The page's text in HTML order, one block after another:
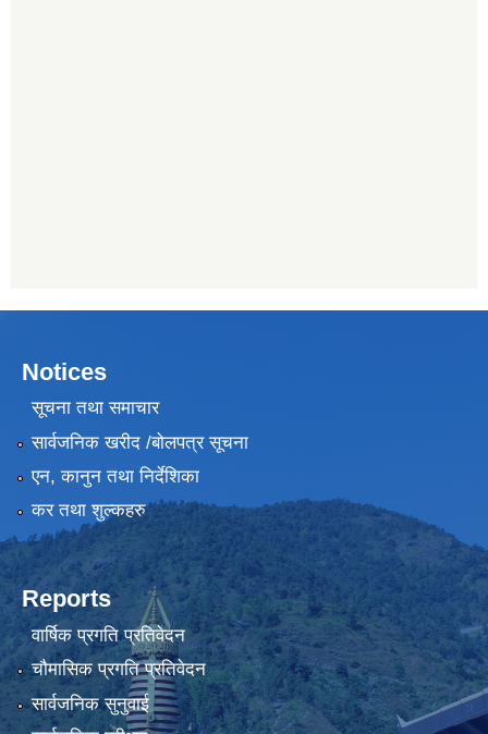
Notices
सूचना तथा समाचार
सार्वजनिक खरीद /बोलपत्र सूचना
एन, कानुन तथा निर्देशिका
कर तथा शुल्कहरु
Reports
वार्षिक प्रगति प्रतिवेदन
चौमासिक प्रगति प्रतिवेदन
सार्वजनिक सुनुवाई